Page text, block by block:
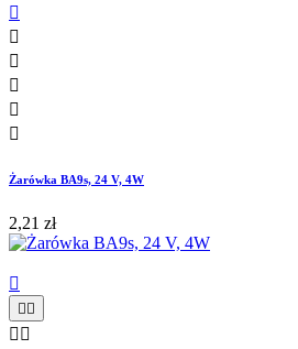






Żarówka BA9s, 24 V, 4W
2,21 zł

 
 